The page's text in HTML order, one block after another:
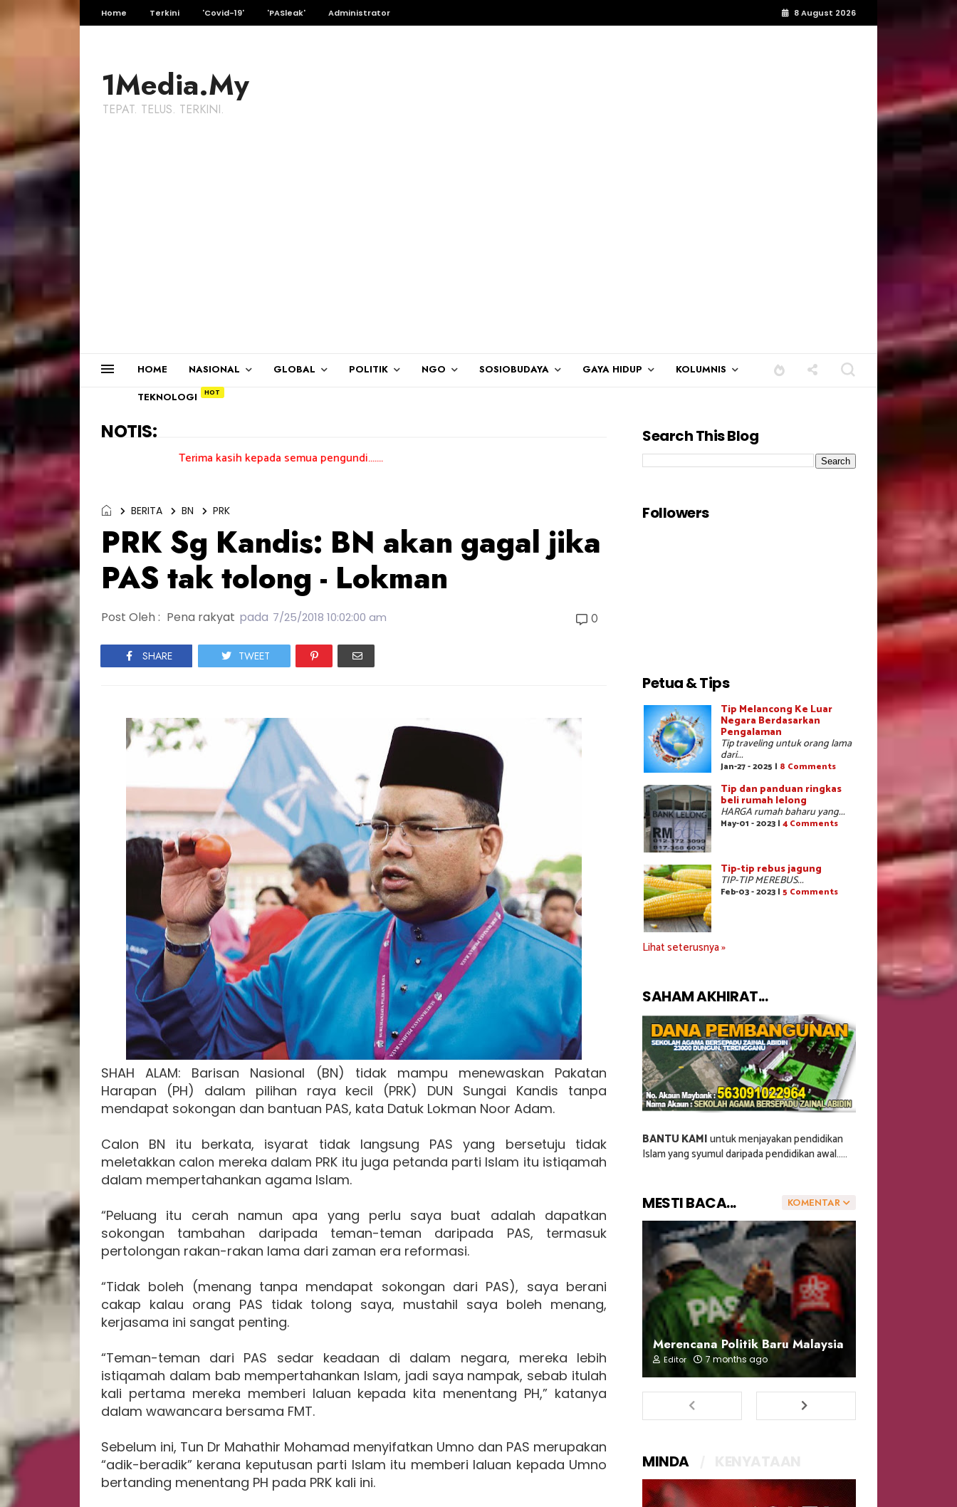
Home Terkini 'Covid-19' 'PASleak' Administrator 8 August 2026
1Media.My
TEPAT. TELUS. TERKINI.
HOME NASIONAL GLOBAL POLITIK NGO SOSIOBUDAYA GAYA HIDUP KOLUMNIS
TEKNOLOGI
NOTIS:
Terima kasih kepada semua pengundi.......
BERITA BN PRK
PRK Sg Kandis: BN akan gagal jika
PAS tak tolong - Lokman
Post Oleh : Pena rakyat pada 7/25/2018 10:02:00 am 0
SHARE TWEET
SHAH ALAM: Barisan Nasional (BN) tidak mampu menewaskan Pakatan
Harapan (PH) dalam pilihan raya kecil (PRK) DUN Sungai Kandis tanpa
mendapat sokongan dan bantuan PAS, kata Datuk Lokman Noor Adam.
Calon BN itu berkata, isyarat tidak langsung PAS yang bersetuju tidak
meletakkan calon mereka dalam PRK itu juga petanda parti Islam itu istiqamah
dalam mempertahankan agama Islam.
“Peluang itu cerah namun apa yang perlu saya buat adalah dapatkan
sokongan tambahan daripada teman-teman daripada PAS, termasuk
pertolongan rakan-rakan lama dari zaman era reformasi.
“Tidak boleh (menang tanpa mendapat sokongan dari PAS), saya berani
cakap kalau orang PAS tidak tolong saya, mustahil saya boleh menang,
kerjasama ini sangat penting.
“Teman-teman dari PAS sedar keadaan di dalam negara, mereka lebih
istiqamah dalam bab mempertahankan Islam, jadi saya nampak, sebab itulah
kali pertama mereka memberi laluan kepada kita menentang PH,” katanya
dalam wawancara bersama FMT.
Sebelum ini, Tun Dr Mahathir Mohamad menyifatkan Umno dan PAS merupakan
“adik-beradik” kerana keputusan parti Islam itu memberi laluan kepada Umno
bertanding menentang PH pada PRK kali ini.
Search This Blog
Followers
Petua & Tips
Tip Melancong Ke Luar
Negara Berdasarkan
Pengalaman
Tip traveling untuk orang lama
dari...
Jan-27 - 2025 | 8 Comments
Tip dan panduan ringkas
beli rumah lelong
HARGA rumah baharu yang...
May-01 - 2023 | 4 Comments
Tip-tip rebus jagung
TIP-TIP MEREBUS...
Feb-03 - 2023 | 5 Comments
Lihat seterusnya »
SAHAM AKHIRAT...
BANTU KAMIuntuk menjayakan pendidikan
Islam yang syumul daripada pendidikan awal.....
KOMENTAR
MESTI BACA...
Merencana Politik Baru Malaysia
Editor 7 months ago
MINDA